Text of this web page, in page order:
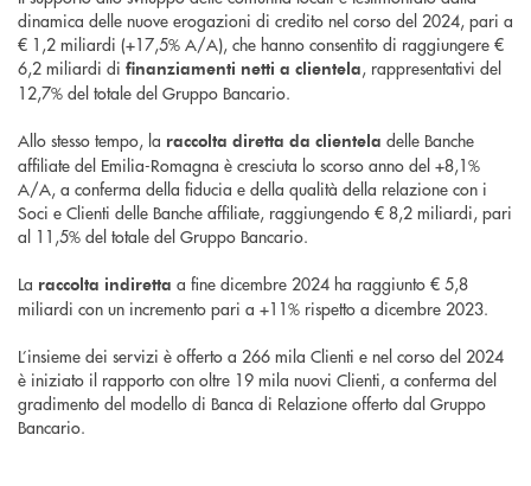
dinamica delle nuove erogazioni di credito nel corso del 2024, pari a
€ 1,2 miliardi (+17,5% A/A), che hanno consentito di raggiungere €
6,2 miliardi di finanziamenti netti a clientela, rappresentativi del
12,7% del totale del Gruppo Bancario.
Allo stesso tempo, la raccolta diretta da clientela delle Banche
affiliate del Emilia-Romagna è cresciuta lo scorso anno del +8,1%
A/A, a conferma della fiducia e della qualità della relazione con i
Soci e Clienti delle Banche affiliate, raggiungendo € 8,2 miliardi, pari
al 11,5% del totale del Gruppo Bancario.
La raccolta indiretta a fine dicembre 2024 ha raggiunto € 5,8
miliardi con un incremento pari a +11% rispetto a dicembre 2023.
L’insieme dei servizi è offerto a 266 mila Clienti e nel corso del 2024
è iniziato il rapporto con oltre 19 mila nuovi Clienti, a conferma del
gradimento del modello di Banca di Relazione offerto dal Gruppo
Bancario.